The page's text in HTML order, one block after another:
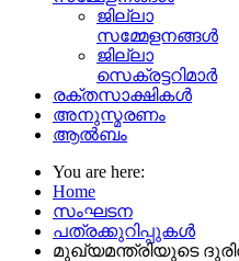
ജില്ലാ
സമ്മേളനങ്ങൾ
ജില്ലാ
സെക്രട്ടറിമാർ
രക്തസാക്ഷികൾ
അനുസ്മരണം
ആൽബം
You are here:
Home
സംഘടന
പത്രക്കുറിപ്പുകള്‍
മുഖ്യമന്ത്രിയുടെ